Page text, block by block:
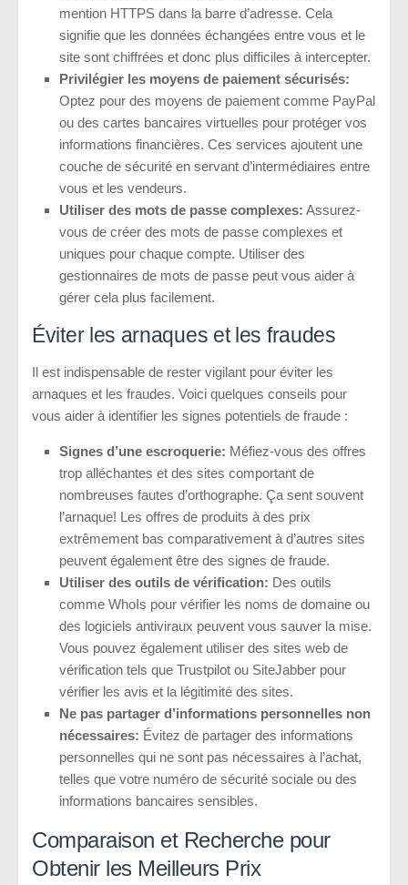
mention HTTPS dans la barre d’adresse. Cela
signifie que les données échangées entre vous et le
site sont chiffrées et donc plus difficiles à intercepter.
Privilégier les moyens de paiement sécurisés:
Optez pour des moyens de paiement comme PayPal
ou des cartes bancaires virtuelles pour protéger vos
informations financières. Ces services ajoutent une
couche de sécurité en servant d’intermédiaires entre
vous et les vendeurs.
Utiliser des mots de passe complexes: Assurez-
vous de créer des mots de passe complexes et
uniques pour chaque compte. Utiliser des
gestionnaires de mots de passe peut vous aider à
gérer cela plus facilement.
Éviter les arnaques et les fraudes
Il est indispensable de rester vigilant pour éviter les
arnaques et les fraudes. Voici quelques conseils pour
vous aider à identifier les signes potentiels de fraude :
Signes d’une escroquerie: Méfiez-vous des offres
trop alléchantes et des sites comportant de
nombreuses fautes d’orthographe. Ça sent souvent
l’arnaque! Les offres de produits à des prix
extrêmement bas comparativement à d’autres sites
peuvent également être des signes de fraude.
Utiliser des outils de vérification: Des outils
comme WhoIs pour vérifier les noms de domaine ou
des logiciels antiviraux peuvent vous sauver la mise.
Vous pouvez également utiliser des sites web de
vérification tels que Trustpilot ou SiteJabber pour
vérifier les avis et la légitimité des sites.
Ne pas partager d’informations personnelles non
nécessaires: Évitez de partager des informations
personnelles qui ne sont pas nécessaires à l’achat,
telles que votre numéro de sécurité sociale ou des
informations bancaires sensibles.
Comparaison et Recherche pour
Obtenir les Meilleurs Prix